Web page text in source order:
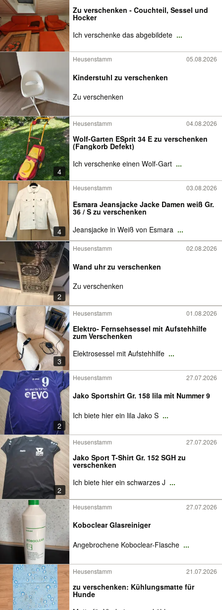
Zu verschenken - Couchteil, Sessel und
Hocker
Ich verschenke das abgebildete ...
Heusenstamm 05.08.2026
Kinderstuhl zu verschenken
Zu verschenken
4
Heusenstamm 04.08.2026
Wolf-Garten ESprit 34 E zu verschenken
(Fangkorb Defekt)
Ich verschenke einen Wolf-Gart ...
4
Heusenstamm 03.08.2026
Esmara Jeansjacke Jacke Damen weiß Gr.
36 / S zu verschenken
Jeansjacke in Weiß von Esmara ...
2
Heusenstamm 02.08.2026
Wand uhr zu verschenken
Zu verschenken
3
Heusenstamm 01.08.2026
Elektro- Fernsehsessel mit Aufstehhilfe
zum Verschenken
Elektrosessel mit Aufstehhilfe ...
2
Heusenstamm 27.07.2026
Jako Sportshirt Gr. 158 lila mit Nummer 9
Ich biete hier ein lila Jako S ...
2
Heusenstamm 27.07.2026
Jako Sport T-Shirt Gr. 152 SGH zu
verschenken
Ich biete hier ein schwarzes J ...
Heusenstamm 27.07.2026
Koboclear Glasreiniger
Angebrochene Koboclear-Flasche ...
Heusenstamm 21.07.2026
zu verschenken: Kühlungsmatte für
Hunde